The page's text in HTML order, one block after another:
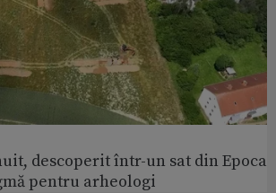
descoperit într-un sat din Epoca
pentru arheologi